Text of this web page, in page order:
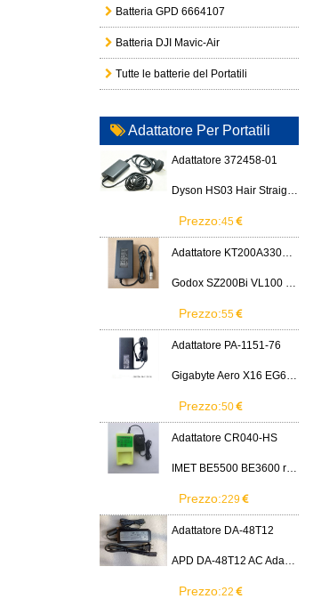
Batteria GPD 6664107
Batteria DJI Mavic-Air
Tutte le batterie del Portatili
Adattatore Per Portatili
Adattatore 372458-01
Dyson HS03 Hair Straightener
Prezzo:45
Adattatore KT200A3300666B3
Godox SZ200Bi VL100 VL200 VL300 LED Light
Prezzo:55
Adattatore PA-1151-76
Gigabyte Aero X16 EG61H RTX 5070 2WHA3USC64AH LITEON PA-1151-76 150W adapter
Prezzo:50
Adattatore CR040-HS
IMET BE5500 BE3600 remote control battery
Prezzo:229
Adattatore DA-48T12
APD DA-48T12 AC Adapter 12V 4A Power Supply Cord
Prezzo:22